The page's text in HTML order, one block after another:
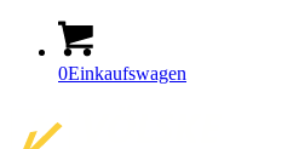
0Einkaufswagen